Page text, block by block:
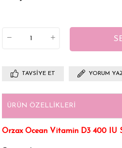
TAVSIYE ET YORUM
ÜRÜN ÖZELLIKLERI
Orzax Ocean Vitamin D3 400 IU